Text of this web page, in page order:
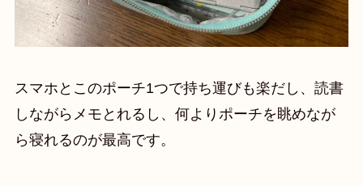
スマホとこのポーチ1つで持ち運びも楽だし、読書
しながらメモとれるし、何よりポーチを眺めなが
ら寝れるのが最高です。